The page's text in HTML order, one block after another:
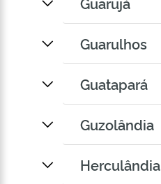
Guarulhos
Guatapará
Guzolândia
Herculândia